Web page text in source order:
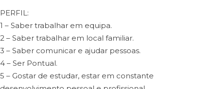
PERFIL:
1 – Saber trabalhar em equipa.
2 – Saber trabalhar em local familiar.
3 – Saber comunicar e ajudar pessoas.
4 – Ser Pontual.
5 – Gostar de estudar, estar em constante